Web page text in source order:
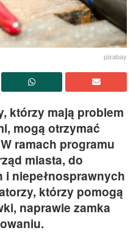
pixabay
którzy mają problem
mogą otrzymać
ramach programu
miasta, do
niepełnosprawnych
którzy pomogą
naprawie zamka